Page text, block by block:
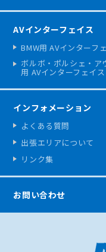
AVインターフェイス
BMW用 AVインターフ
ボルボ・ポルシェ・ア
用 AVインターフェイス
インフォメーション
よくある質問
出張エリアについて
リンク集
お問い合わせ